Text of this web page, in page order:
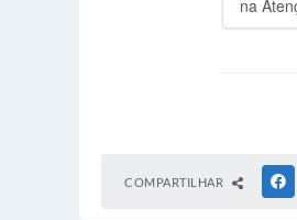
COMPARTILHAR